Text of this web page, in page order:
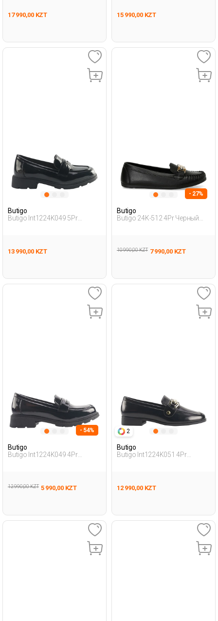
17 990,00 KZT 15 990,00 KZT
Butigo
Butigo Int1224K049 5Pr
13 990,00 KZT
- 27%
Butigo
Butigo 24K-512 4Pr Черный
10 990,00 KZT 7 990,00 KZT
- 54%
Butigo
Butigo Int1224K049 4Pr
12 990,00 KZT 5 990,00 KZT
2
Butigo
Butigo Int1224K051 4Pr
12 990,00 KZT